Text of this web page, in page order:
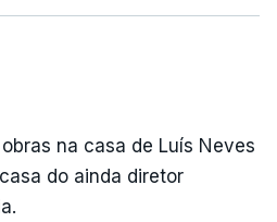
na casa de Luís Neves
do ainda diretor